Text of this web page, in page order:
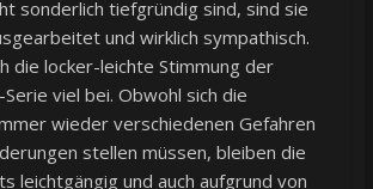
sonderlich tiefgründig sind, sind sie
und wirklich sympathisch.
die locker-leichte Stimmung der
viel bei. Obwohl sich die
wieder verschiedenen Gefahren
stellen müssen, bleiben die
leichtgängig und auch aufgrund von